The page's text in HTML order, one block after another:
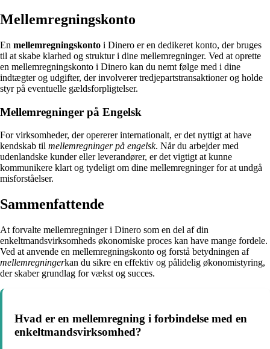
Mellemregningskonto
En mellemregningskonto i Dinero er en dedikeret konto, der bruges
til at skabe klarhed og struktur i dine mellemregninger. Ved at oprette
en mellemregningskonto i Dinero kan du nemt følge med i dine
indtægter og udgifter, der involverer tredjepartstransaktioner og holde
styr på eventuelle gældsforpligtelser.
Mellemregninger på Engelsk
For virksomheder, der opererer internationalt, er det nyttigt at have
kendskab til mellemregninger på engelsk. Når du arbejder med
udenlandske kunder eller leverandører, er det vigtigt at kunne
kommunikere klart og tydeligt om dine mellemregninger for at undgå
misforståelser.
Sammenfattende
At forvalte mellemregninger i Dinero som en del af din
enkeltmandsvirksomheds økonomiske proces kan have mange fordele.
Ved at anvende en mellemregningskonto og forstå betydningen af
mellemregningerkan du sikre en effektiv og pålidelig økonomistyring,
der skaber grundlag for vækst og succes.
Hvad er en mellemregning i forbindelse med en
enkeltmandsvirksomhed?